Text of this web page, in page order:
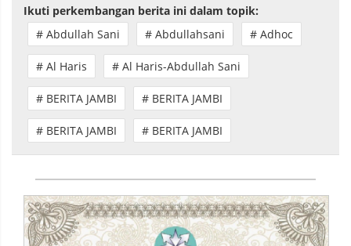
Ikuti perkembangan berita ini dalam topik:
# Abdullah Sani
# Abdullahsani # Adhoc
# Al Haris # Al Haris-Abdullah Sani
# BERITA JAMBI # BERITA JAMBI
# BERITA JAMBI # BERITA JAMBI